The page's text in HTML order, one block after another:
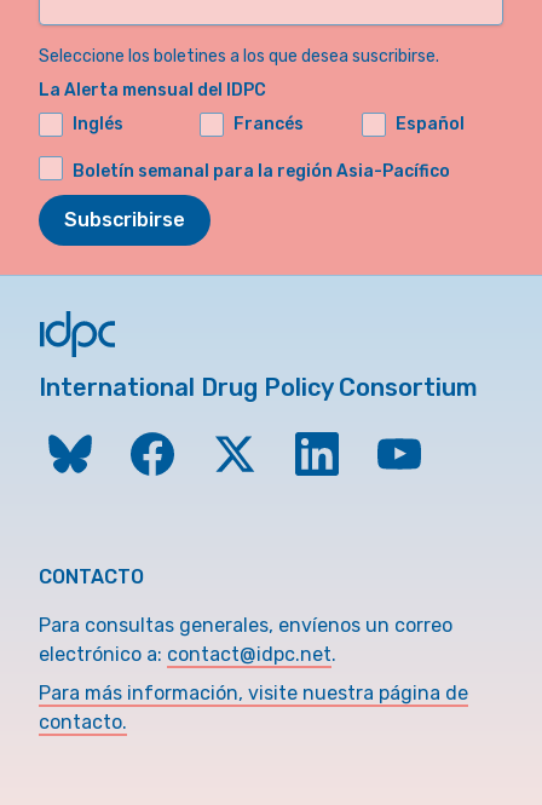
Seleccione los boletines a los que desea suscribirse.
La Alerta mensual del IDPC
Inglés
Francés Español
Boletín semanal para la región Asia-Pacífico
Subscribirse
International Drug Policy Consortium
CONTACTO
Para consultas generales, envíenos un correo
electrónico a: contact@idpc.net.
Para más información, visite nuestra página de
contacto.